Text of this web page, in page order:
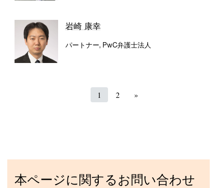
岩崎 康幸
パートナー, PwC弁護士法人
1 2 »
本ページに関するお問い合わせ